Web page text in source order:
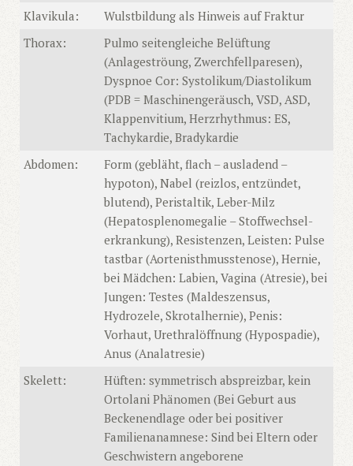
Klavikula:
Wulstbildung als Hinweis auf Fraktur
Thorax:
Pulmo seitengleiche Belüftung
(Anlageströung, Zwerchfellparesen),
Dyspnoe Cor: Systolikum/Diastolikum
(PDB = Maschinengeräusch, VSD, ASD,
Klappenvitium, Herzrhythmus: ES,
Tachykardie, Bradykardie
Abdomen:
Form (gebläht, flach – ausladend –
hypoton), Nabel (reizlos, entzündet,
blutend), Peristaltik, Leber-Milz
(Hepatosplenomegalie – Stoffwechsel-
erkrankung), Resistenzen, Leisten: Pulse
tastbar (Aortenisthmusstenose), Hernie,
bei Mädchen: Labien, Vagina (Atresie), bei
Jungen: Testes (Maldeszensus,
Hydrozele, Skrotalhernie), Penis:
Vorhaut, Urethralöffnung (Hypospadie),
Anus (Analatresie)
Skelett:
Hüften: symmetrisch abspreizbar, kein
Ortolani Phänomen (Bei Geburt aus
Beckenendlage oder bei positiver
Familienanamnese: Sind bei Eltern oder
Geschwistern angeborene